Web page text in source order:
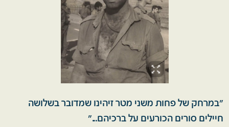
"במרחק של פחות משני מטר זיהינו שמדובר בשלושה
חיילים סורים הכורעים על ברכיהם..."